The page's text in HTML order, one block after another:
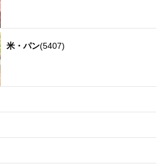
米・パン(5407)